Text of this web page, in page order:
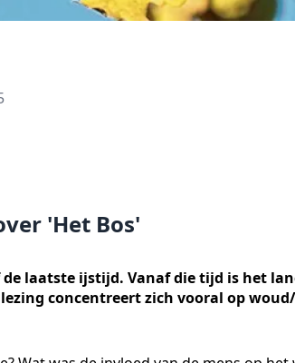
'Het Bos'
laatste ijstijd. Vanaf die tijd is het
concentreert zich vooral op